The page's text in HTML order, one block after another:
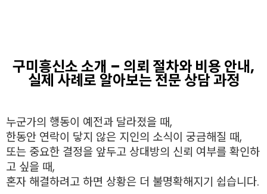
구미흥신소 소개 – 의뢰 절차와 비용 안내,
실제 사례로 알아보는 전문 상담 과정
누군가의 행동이 예전과 달라졌을 때,
한동안 연락이 닿지 않은 지인의 소식이 궁금해질 때,
또는 중요한 결정을 앞두고 상대방의 신뢰 여부를 확인하
고 싶을 때,
혼자 해결하려고 하면 상황은 더 불명확해지기 쉽습니다.